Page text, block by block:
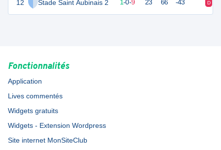
12 Stade Saint Aubinais 2
3 10 1-0-9 23 66 -43 D
Fonctionnalités
Application
Lives commentés
Widgets gratuits
Widgets - Extension Wordpress
Site internet MonSiteClub